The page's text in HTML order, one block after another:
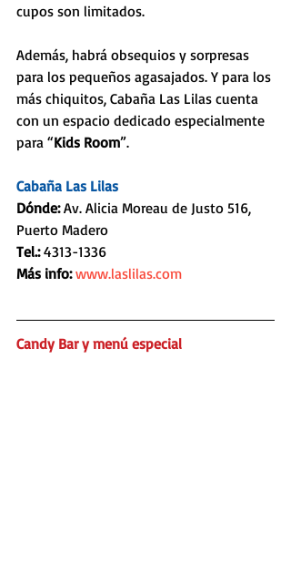
cupos son limitados.
Además, habrá obsequios y sorpresas
para los pequeños agasajados. Y para los
más chiquitos, Cabaña Las Lilas cuenta
con un espacio dedicado especialmente
para “Kids Room”.
Cabaña Las Lilas
Dónde: Av. Alicia Moreau de Justo 516,
Puerto Madero
Tel.: 4313-1336
Más info: www.laslilas.com
Candy Bar y menú especial